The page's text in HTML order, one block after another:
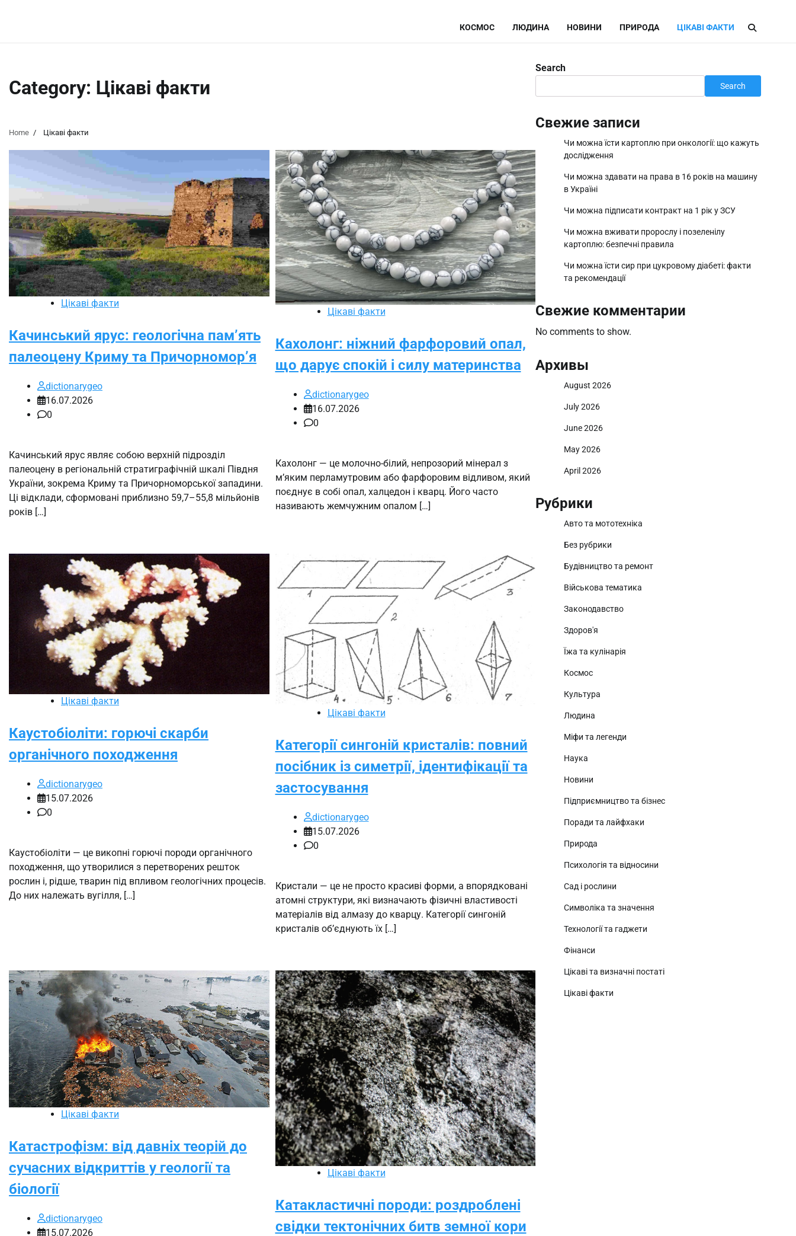
КОСМОС ЛЮДИНА НОВИНИ ПРИРОДА ЦІКАВІ ФАКТИ
Category: Цікаві факти
Home Цікаві факти
Цікаві факти
Качинський ярус: геологічна пам’ять
палеоцену Криму та Причорномор’я
dictionarygeo
16.07.2026
0
Качинський ярус являє собою верхній підрозділ
палеоцену в регіональній стратиграфічній шкалі Півдня
України, зокрема Криму та Причорноморської западини.
Ці відклади, сформовані приблизно 59,7–55,8 мільйонів
років […]
Цікаві факти
Кахолонг: ніжний фарфоровий опал,
що дарує спокій і силу материнства
dictionarygeo
16.07.2026
0
Кахолонг — це молочно-білий, непрозорий мінерал з
м’яким перламутровим або фарфоровим відливом, який
поєднує в собі опал, халцедон і кварц. Його часто
називають жемчужним опалом […]
Цікаві факти
Каустобіоліти: горючі скарби
органічного походження
dictionarygeo
15.07.2026
0
Каустобіоліти — це викопні горючі породи органічного
походження, що утворилися з перетворених решток
рослин і, рідше, тварин під впливом геологічних процесів.
До них належать вугілля, […]
Цікаві факти
Категорії сингоній кристалів: повний
посібник із симетрії, ідентифікації та
застосування
dictionarygeo
15.07.2026
0
Кристали — це не просто красиві форми, а впорядковані
атомні структури, які визначають фізичні властивості
матеріалів від алмазу до кварцу. Категорії сингоній
кристалів об’єднують їх […]
Цікаві факти
Катастрофізм: від давніх теорій до
сучасних відкриттів у геології та
біології
dictionarygeo
15.07.2026
Цікаві факти
Катакластичні породи: роздроблені
свідки тектонічних битв земної кори
Search
Search
Свежие записи
Чи можна їсти картоплю при онкології: що кажуть
дослідження
Чи можна здавати на права в 16 років на машину
в Україні
Чи можна підписати контракт на 1 рік у ЗСУ
Чи можна вживати пророслу і позеленілу
картоплю: безпечні правила
Чи можна їсти сир при цукровому діабеті: факти
та рекомендації
Свежие комментарии
No comments to show.
Архивы
August 2026
July 2026
June 2026
May 2026
April 2026
Рубрики
Авто та мототехніка
Без рубрики
Будівництво та ремонт
Військова тематика
Законодавство
Здоров'я
Їжа та кулінарія
Космос
Культура
Людина
Міфи та легенди
Наука
Новини
Підприємництво та бізнес
Поради та лайфхаки
Природа
Психологія та відносини
Сад і рослини
Символіка та значення
Технології та гаджети
Фінанси
Цікаві та визначні постаті
Цікаві факти